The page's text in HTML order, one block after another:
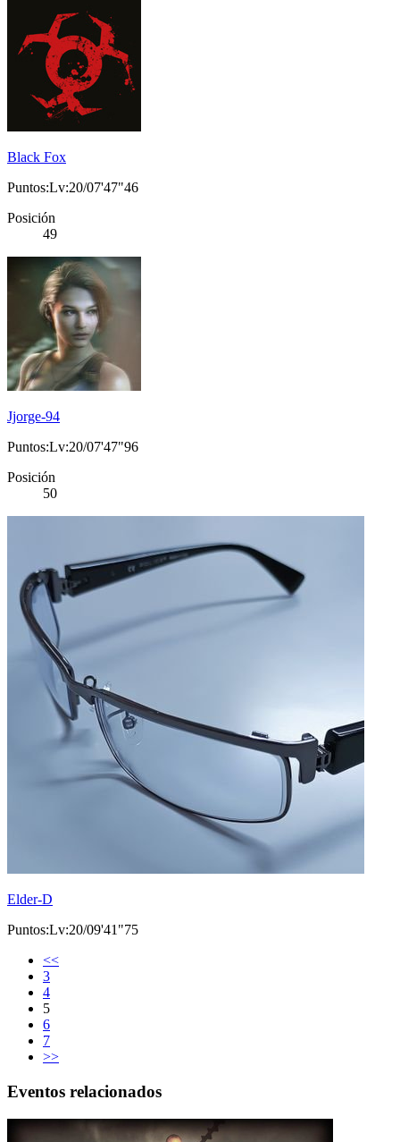
Black Fox
Puntos:Lv:20/07'47"46
Posición
49
Jjorge-94
Puntos:Lv:20/07'47"96
Posición
50
Elder-D
Puntos:Lv:20/09'41"75
<<
3
4
5
6
7
>>
Eventos relacionados